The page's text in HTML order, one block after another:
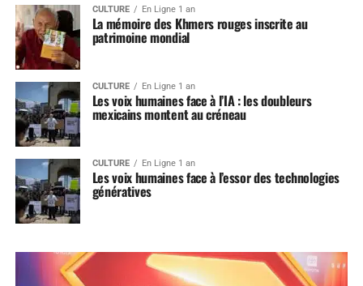
CULTURE En Ligne 1 an
La mémoire des Khmers rouges inscrite au
patrimoine mondial
CULTURE En Ligne 1 an
Les voix humaines face à l’IA : les doubleurs
mexicains montent au créneau
CULTURE En Ligne 1 an
Les voix humaines face à l’essor des technologies
génératives